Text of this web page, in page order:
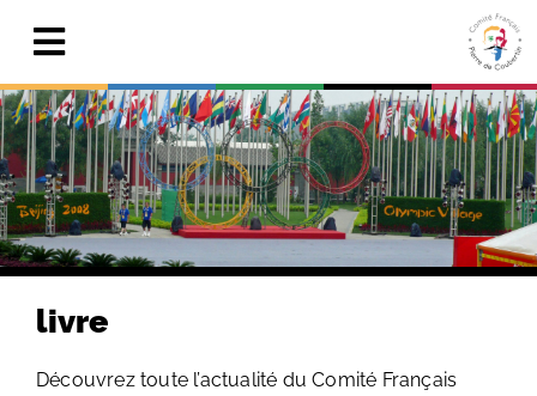
contentToggle
Navigation
Actualités
Le Comité
Pierre de Coubertin
livre
Découvrez toute l’actualité du Comité Français